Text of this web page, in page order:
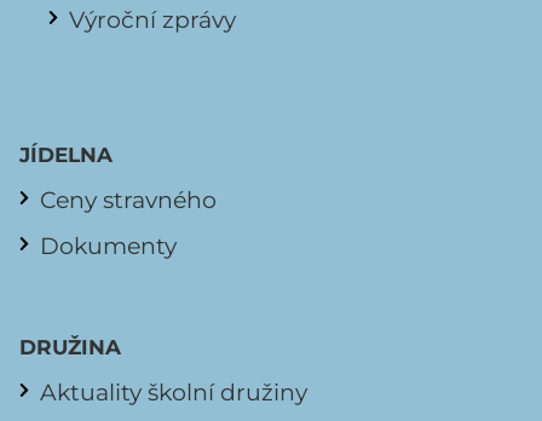
Výroční zprávy
JÍDELNA
Ceny stravného
Dokumenty
DRUŽINA
Aktuality školní družiny